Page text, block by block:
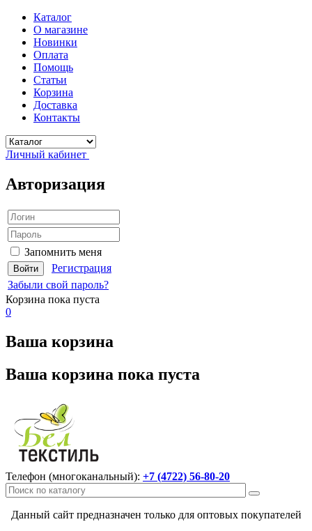
Каталог
О магазине
Новинки
Оплата
Помощь
Статьи
Корзина
Доставка
Контакты
Личный кабинет
Авторизация
Запомнить меня
Регистрация
Забыли свой пароль?
Корзина пока пуста
0
Ваша корзина
Ваша корзина пока пуста
Телефон (многоканальный): +7 (4722) 56-80-20
Данный сайт предназначен только для оптовых покупателей